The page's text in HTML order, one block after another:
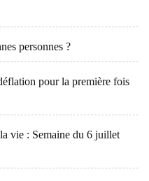
personnes ?
pour la première fois
vie : Semaine du 6 juillet